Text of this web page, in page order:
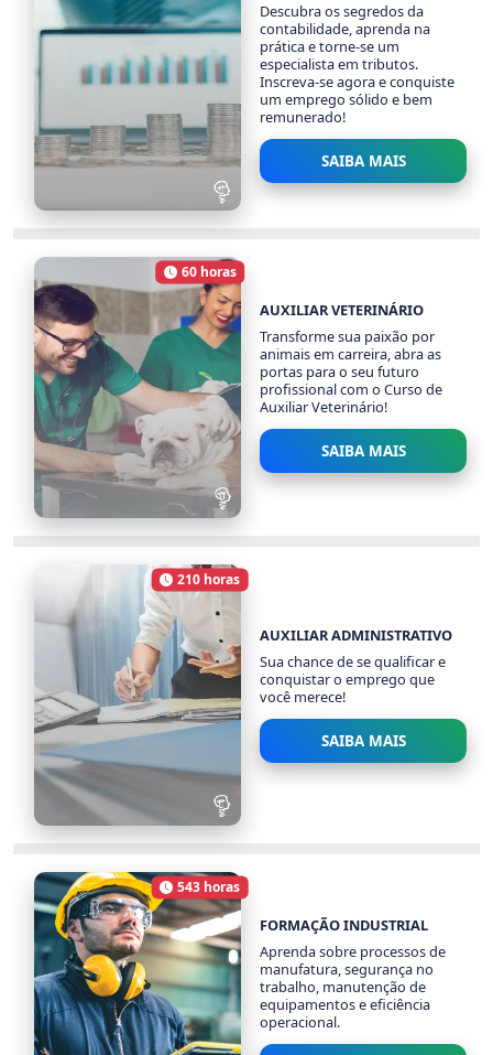
AUXILIAR DE
CONTABILIDADE
2486 alunos
Descubra os segredos da
contabilidade, aprenda na
prática e torne-se um
especialista em tributos.
Inscreva-se agora e conquiste
um emprego sólido e bem
remunerado!
SAIBA MAIS
AUXILIAR VETERINÁRIO
1447 alunos
60 horas
Carga Horária
AUXILIAR VETERINÁRIO
Transforme sua paixão por
animais em carreira, abra as
portas para o seu futuro
profissional com o Curso de
Auxiliar Veterinário!
SAIBA MAIS
AUXILIAR
ADMINISTRATIVO
27294 alunos
210 horas
Carga Horária
AUXILIAR ADMINISTRATIVO
Sua chance de se qualificar e
conquistar o emprego que
você merece!
SAIBA MAIS
543 horas
Carga Horária
FORMAÇÃO INDUSTRIAL
Aprenda sobre processos de
manufatura, segurança no
trabalho, manutenção de
equipamentos e eficiência
operacional.